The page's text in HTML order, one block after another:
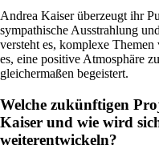
Andrea Kaiser überzeugt ihr
sympathische Ausstrahlung
versteht es, komplexe
es, eine positive Atmosphäre
gleichermaßen begeistert.
Welche zukünftigen
Kaiser und wie wird
weiterentwickeln?